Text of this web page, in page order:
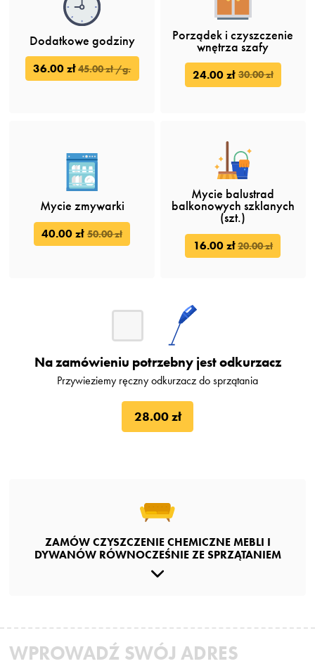
Dodatkowe godziny
36.00 zł 45.00 zł /g.
Porządek i czyszczenie
wnętrza szafy
24.00 zł 30.00 zł
Mycie zmywarki
40.00 zł 50.00 zł
Mycie balustrad
balkonowych szklanych
(szt.)
16.00 zł 20.00 zł
Na zamówieniu potrzebny jest odkurzacz
Przywieziemy ręczny odkurzacz do sprzątania
28.00 zł
ZAMÓW CZYSZCZENIE CHEMICZNE MEBLI I
DYWANÓW RÓWNOCZEŚNIE ZE SPRZĄTANIEM
WPROWADŹ SWÓJ ADRES